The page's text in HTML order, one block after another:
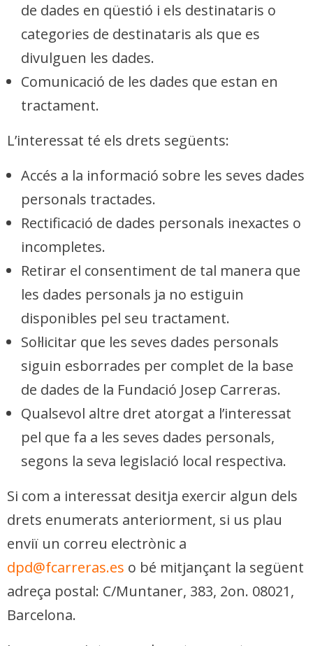
de dades en qüestió i els destinataris o
categories de destinataris als que es
divulguen les dades.
Comunicació de les dades que estan en
tractament.
L’interessat té els drets següents:
Accés a la informació sobre les seves dades
personals tractades.
Rectificació de dades personals inexactes o
incompletes.
Retirar el consentiment de tal manera que
les dades personals ja no estiguin
disponibles pel seu tractament.
Sol·licitar que les seves dades personals
siguin esborrades per complet de la base
de dades de la Fundació Josep Carreras.
Qualsevol altre dret atorgat a l’interessat
pel que fa a les seves dades personals,
segons la seva legislació local respectiva.
Si com a interessat desitja exercir algun dels
drets enumerats anteriorment, si us plau
enviï un correu electrònic a
dpd@fcarreras.es o bé mitjançant la següent
adreça postal: C/Muntaner, 383, 2on. 08021,
Barcelona.